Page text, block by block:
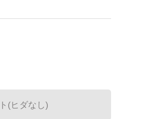
(ヒダなし)